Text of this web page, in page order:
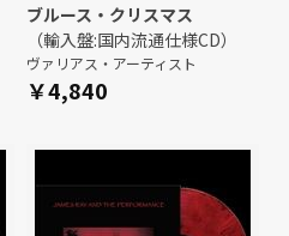
ブルース・クリスマス
（輸入盤:国内流通仕様CD）
ヴァリアス・アーティスト
￥4,840